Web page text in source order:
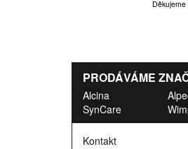
PRODÁVÁME
Alcina
SynCare
Kontakt